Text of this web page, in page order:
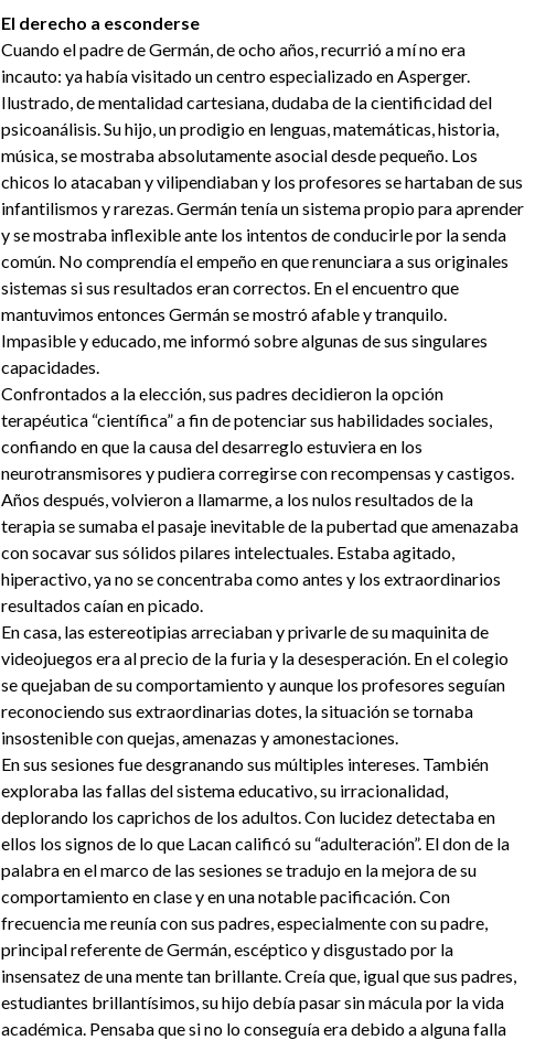
El derecho a esconderse
Cuando el padre de Germán, de ocho años, recurrió a mí no era
incauto: ya había visitado un centro especializado en Asperger.
Ilustrado, de mentalidad cartesiana, dudaba de la cientificidad del
psicoanálisis. Su hijo, un prodigio en lenguas, matemáticas, historia,
música, se mostraba absolutamente asocial desde pequeño. Los
chicos lo atacaban y vilipendiaban y los profesores se hartaban de sus
infantilismos y rarezas. Germán tenía un sistema propio para aprender
y se mostraba inflexible ante los intentos de conducirle por la senda
común. No comprendía el empeño en que renunciara a sus originales
sistemas si sus resultados eran correctos. En el encuentro que
mantuvimos entonces Germán se mostró afable y tranquilo.
Impasible y educado, me informó sobre algunas de sus singulares
capacidades.
Confrontados a la elección, sus padres decidieron la opción
terapéutica “científica” a fin de potenciar sus habilidades sociales,
confiando en que la causa del desarreglo estuviera en los
neurotransmisores y pudiera corregirse con recompensas y castigos.
Años después, volvieron a llamarme, a los nulos resultados de la
terapia se sumaba el pasaje inevitable de la pubertad que amenazaba
con socavar sus sólidos pilares intelectuales. Estaba agitado,
hiperactivo, ya no se concentraba como antes y los extraordinarios
resultados caían en picado.
En casa, las estereotipias arreciaban y privarle de su maquinita de
videojuegos era al precio de la furia y la desesperación. En el colegio
se quejaban de su comportamiento y aunque los profesores seguían
reconociendo sus extraordinarias dotes, la situación se tornaba
insostenible con quejas, amenazas y amonestaciones.
En sus sesiones fue desgranando sus múltiples intereses. También
exploraba las fallas del sistema educativo, su irracionalidad,
deplorando los caprichos de los adultos. Con lucidez detectaba en
ellos los signos de lo que Lacan calificó su “adulteración”. El don de la
palabra en el marco de las sesiones se tradujo en la mejora de su
comportamiento en clase y en una notable pacificación. Con
frecuencia me reunía con sus padres, especialmente con su padre,
principal referente de Germán, escéptico y disgustado por la
insensatez de una mente tan brillante. Creía que, igual que sus padres,
estudiantes brillantísimos, su hijo debía pasar sin mácula por la vida
académica. Pensaba que si no lo conseguía era debido a alguna falla